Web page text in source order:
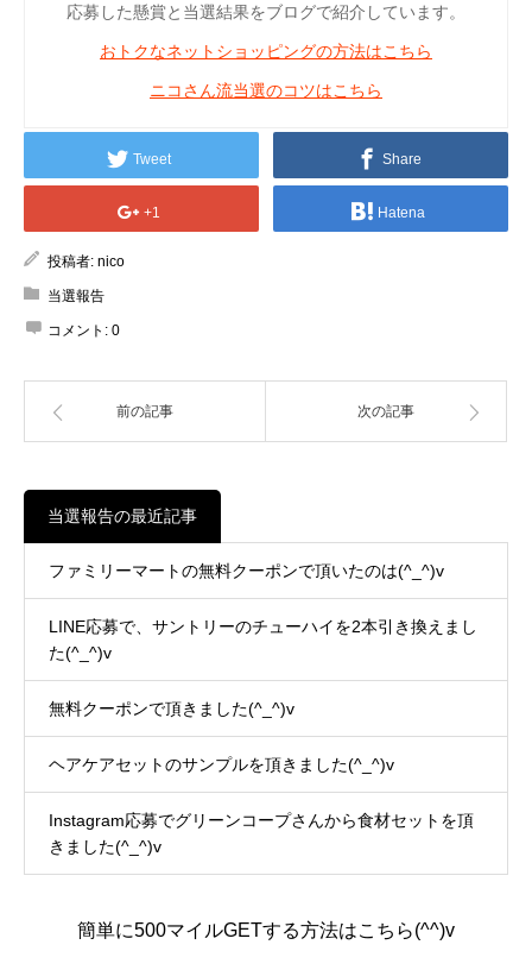
応募した懸賞と当選結果をブログで紹介しています。
おトクなネットショッピングの方法はこちら
ニコさん流当選のコツはこちら
Tweet Share
+1 Hatena
投稿者: nico
当選報告
コメント: 0
前の記事 次の記事
当選報告の最近記事
ファミリーマートの無料クーポンで頂いたのは(^_^)v
LINE応募で、サントリーのチューハイを2本引き換えまし
た(^_^)v
無料クーポンで頂きました(^_^)v
ヘアケアセットのサンプルを頂きました(^_^)v
Instagram応募でグリーンコープさんから食材セットを頂
きました(^_^)v
簡単に500マイルGETする方法はこちら(^^)v